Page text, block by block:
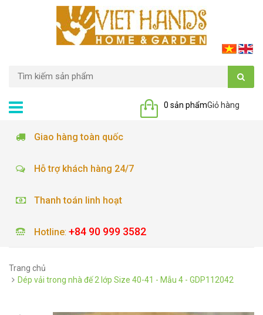
Giỏ hàng
0 sản phẩm
Giao hàng toàn quốc
Hỗ trợ khách hàng 24/7
Thanh toán linh hoạt
Hotline: +84 90 999 3582
Trang chủ
Dép vải trong nhà đế 2 lớp Size 40-41 - Mẫu 4 - GDP112042